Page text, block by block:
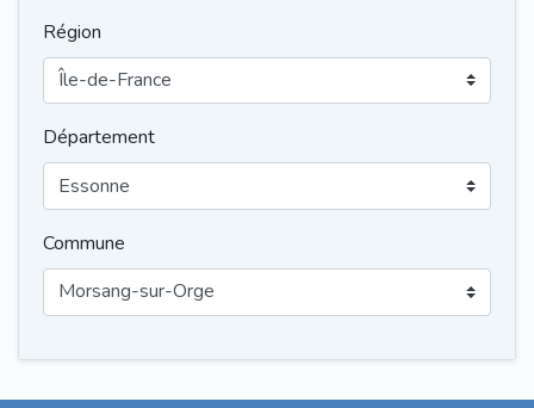
Région
Département
Commune